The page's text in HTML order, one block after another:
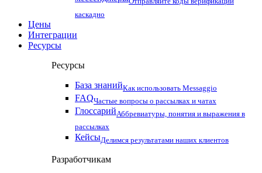
каскадно
Цены
Интеграции
Ресурсы
Ресурсы
База знанийКак использовать Messaggio
FAQЧастые вопросы о рассылках и чатах
ГлоссарийАббревиатуры, понятия и выражения в
рассылках
КейсыДелимся результатами наших клиентов
Разработчикам